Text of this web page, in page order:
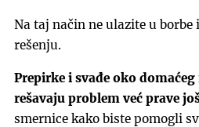
Na taj način ne ulazite u
rešenju.
Prepirke i svađe oko domaćeg
rešavaju problem već prave
smernice kako biste pomogli